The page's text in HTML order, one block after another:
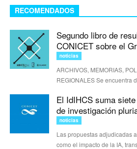
RECOMENDADOS
Segundo libro de
CONICET sobre el
noticias
ARCHIVOS, MEMORIAS,
REGIONALES Se encuentra
El IdIHCS suma
de investigación
noticias
Las propuestas adjudicadas
como el impacto de la IA,